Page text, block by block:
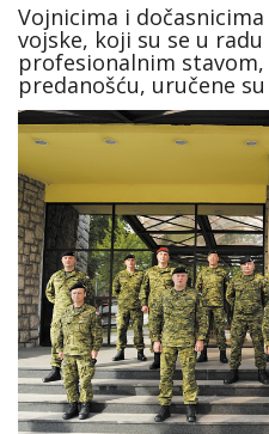
Vojnicima i
vojske, koji su se u
profesionalnim
predanošću, uručene